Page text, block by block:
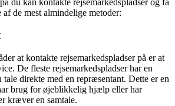
de mest almindelige metoder:
at kontakte rejsemarkedspladser på er at
De fleste rejsemarkedspladser har en
direkte med en repræsentant. Dette er en
brug for øjeblikkelig hjælp eller har
kræver en samtale.